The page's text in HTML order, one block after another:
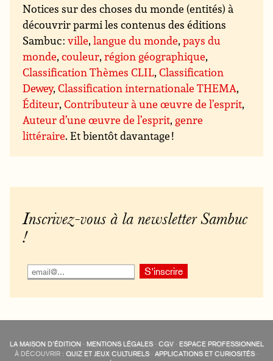
Notices sur des choses du monde (entités) à
découvrir parmi les contenus des éditions
Sambuc :ville,langue du monde,pays du
monde,couleur,région géographique,
Classification Thèmes CLIL,Classification
Dewey,Classification internationale THEMA,
Éditeur,Contributeur à une œuvre de l’esprit,
Auteur d’une œuvre de l’esprit, genre
littéraire. Et bientôt davantage !
Inscrivez-vous à la newsletter Sambuc
!
LA MAISON D’ÉDITION · MENTIONS LÉGALES· CGV· ESPACE PROFESSIONNEL
À DÉCOUVRIR : QUIZ ET JEUX CULTURELS · APPLICATIONS ET CURIOSITÉS ·